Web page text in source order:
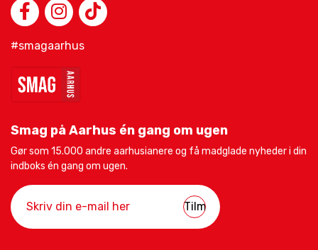
#smagaarhus
Smag på Aarhus én gang om ugen
Gør som 15.000 andre aarhusianere og få madglade nyheder i din
indboks én gang om ugen.